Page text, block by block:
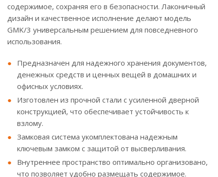
содержимое, сохраняя его в безопасности. Лаконичный
дизайн и качественное исполнение делают модель
GMK/3 универсальным решением для повседневного
использования.
Предназначен для надежного хранения документов,
денежных средств и ценных вещей в домашних и
офисных условиях.
Изготовлен из прочной стали с усиленной дверной
конструкцией, что обеспечивает устойчивость к
взлому.
Замковая система укомплектована надежным
ключевым замком с защитой от высверливания.
Внутреннее пространство оптимально организовано,
что позволяет удобно размещать содержимое.